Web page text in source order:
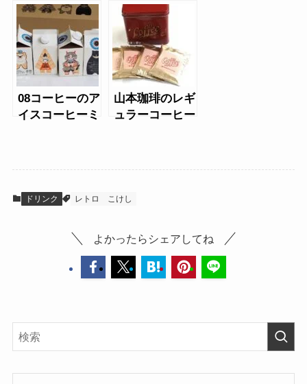
CO.のクラッシ
ュコーヒーゼリ
ー
08コーヒーのア
イスコーヒーミ
山本珈琲のレギ
ュラーコーヒー
ドリンク レトロ こけし
よかったらシェアしてね